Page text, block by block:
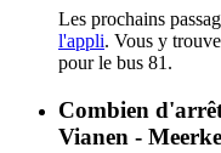
Les prochains
l'appli. Vous y
pour le bus 81.
Combien
Vianen -